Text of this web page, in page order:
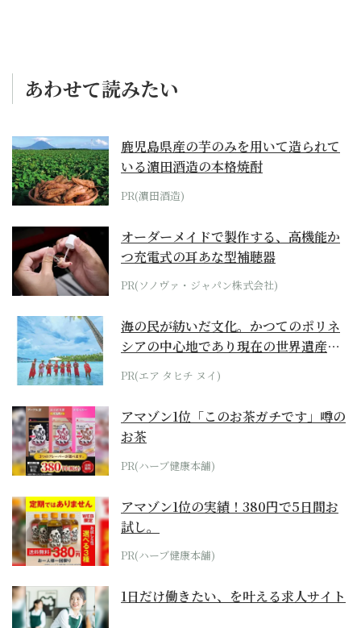
あわせて読みたい
鹿児島県産の芋のみを用いて造られて
いる濵田酒造の本格焼酎
PR(濵田酒造)
オーダーメイドで製作する、高機能か
つ充電式の耳あな型補聴器
PR(ソノヴァ・ジャパン株式会社)
海の民が紡いだ文化。かつてのポリネ
シアの中心地であり現在の世界遺産か
らみえてくる...
PR(エア タヒチ ヌイ)
アマゾン1位「このお茶ガチです」噂の
お茶
PR(ハーブ健康本舗)
アマゾン1位の実績！380円で5日間お
試し。
PR(ハーブ健康本舗)
1日だけ働きたい、を叶える求人サイト